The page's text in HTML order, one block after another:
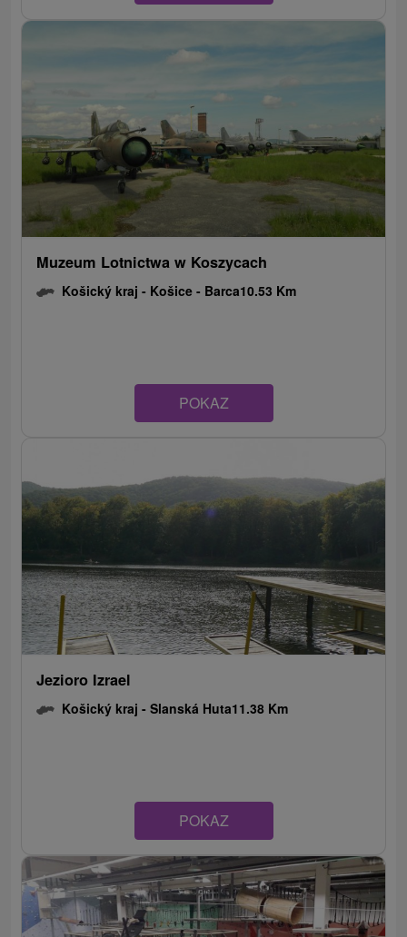
Muzeum Lotnictwa w Koszycach
Košický kraj - Košice - Barca10.53 Km
POKAZ
Jezioro Izrael
Košický kraj -Slanská Huta11.38 Km
POKAZ